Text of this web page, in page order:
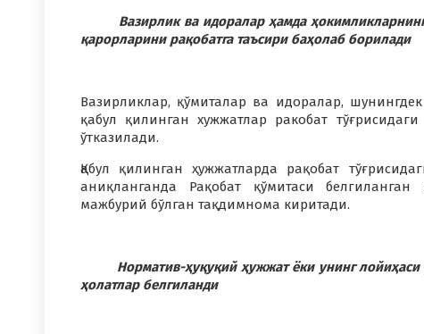
Вазирлик ва идоралар ҳамда
қарорларини рақобатга таъсири баҳолаб борилади
Вазирликлар, қўмиталар ва идоралар,
қабул қилинган хужжатлар ракобат
ўтказилади.
Қабул қилинган ҳужжатларда рақобат
аниқланганда Рақобат қўмитаси
мажбурий бўлган тақдимнома киритади.
Норматив-ҳуқуқий ҳужжат ёки унинг лойиҳаси
ҳолатлар белгиланди